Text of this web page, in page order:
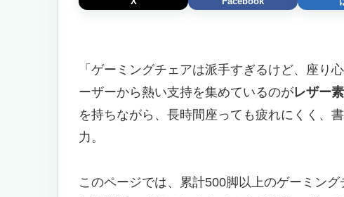
「ゲーミングチェアは派手すぎるけど、座
ーザーから熱い支持を集めているのがレザー
を持ちながら、長時間座っても疲れにくく、
力。
このページでは、累計500脚以上のゲーミン